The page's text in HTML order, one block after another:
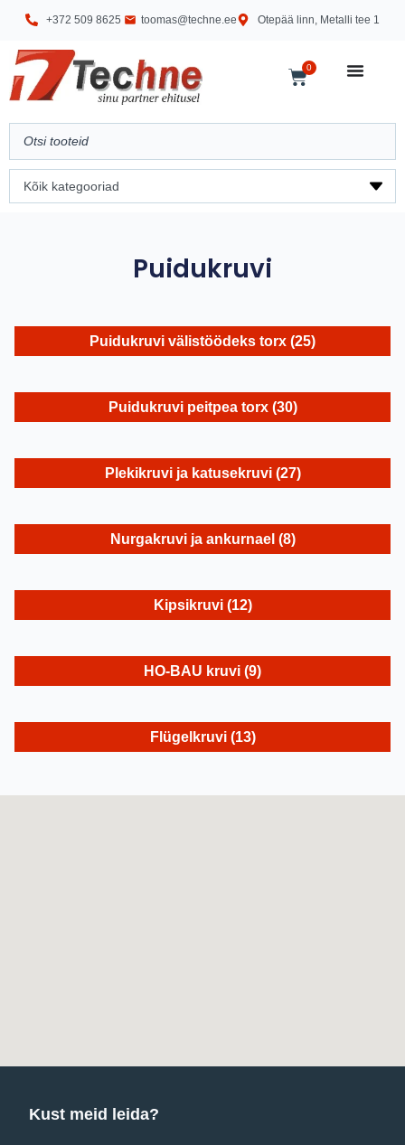
+372 509 8625 toomas@techne.ee Otepää linn, Metalli tee 1
0
Puidukruvi
Puidukruvi välistöödeks torx (25)
Puidukruvi peitpea torx (30)
Plekikruvi ja katusekruvi (27)
Nurgakruvi ja ankurnael (8)
Kipsikruvi (12)
HO-BAU kruvi (9)
Flügelkruvi (13)
Kust meid leida?